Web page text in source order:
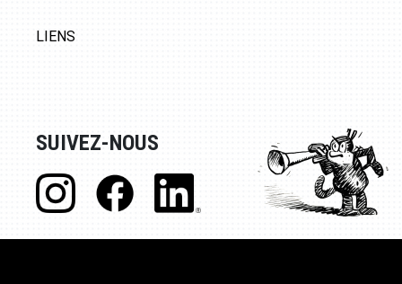
LIENS
SUIVEZ-NOUS